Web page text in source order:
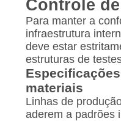
Controle
Para manter a
infraestrutura
deve estar
estruturas de
materiais
Linhas de
aderem a padrões